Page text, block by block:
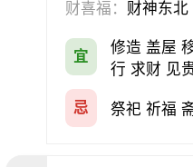
会亲友 伐木
入学
财喜福： 财神东
宜
修造 盖屋
行 求财 见
忌 祭祀 祈福